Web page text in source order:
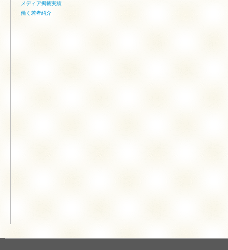
メディア掲載実績
働く若者紹介